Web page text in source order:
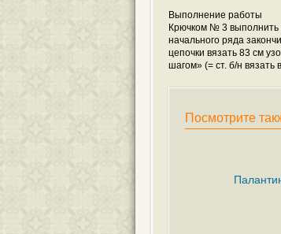
Выполнение работы
Крючком № 3 выполнить
начального ряда
цепочки вязать 83 см
шагом» (= ст. б/н вязать
Посмотрите